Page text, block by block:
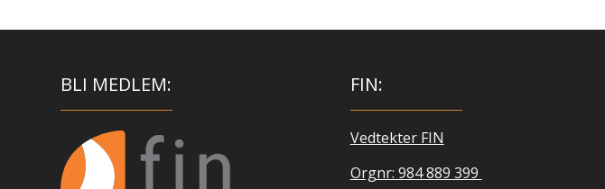
BLI MEDLEM: FIN:
Vedtekter FIN
Orgnr: 984 889 399